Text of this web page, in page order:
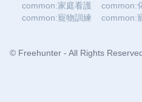
common:家庭看護
common:
common:寵物訓練
common:
© Freehunter - All Rights